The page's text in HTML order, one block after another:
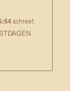
schreef: